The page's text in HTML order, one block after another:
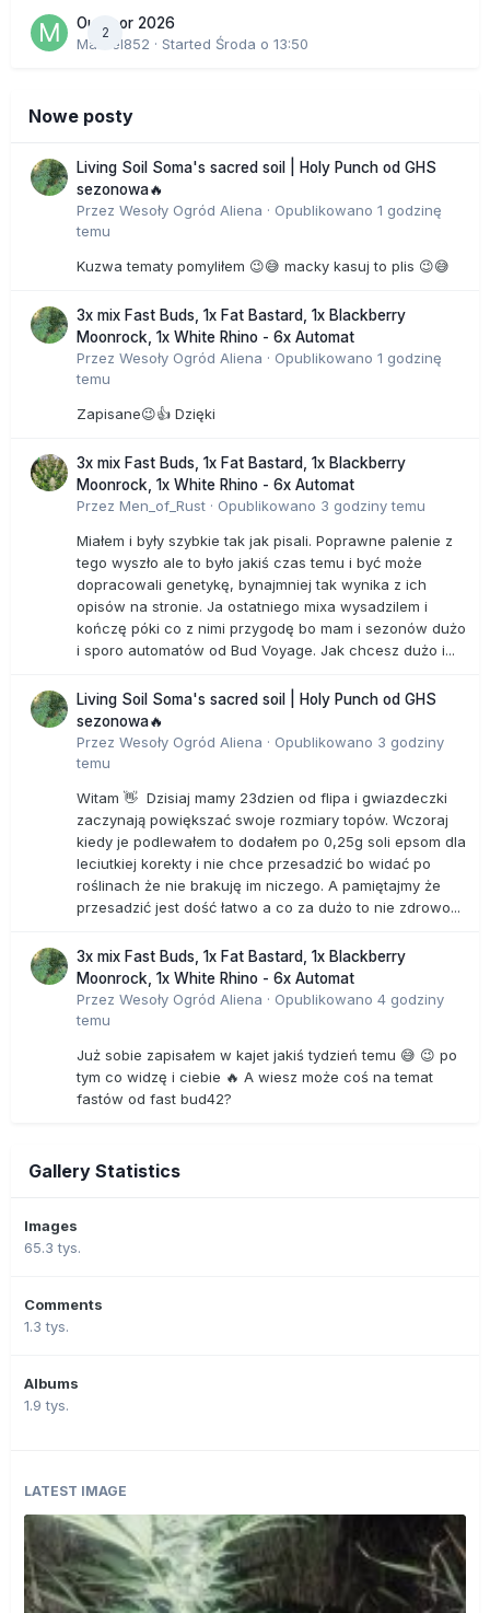
2
Outdoor 2026
Marcel852 · Started Środa o 13:50
Nowe posty
Living Soil Soma's sacred soil | Holy Punch od GHS
sezonowa🔥
Przez Wesoły Ogród Aliena · Opublikowano 1 godzinę
temu
Kuzwa tematy pomyliłem 😉😅 macky kasuj to plis 😉😅
3x mix Fast Buds, 1x Fat Bastard, 1x Blackberry
Moonrock, 1x White Rhino - 6x Automat
Przez Wesoły Ogród Aliena · Opublikowano 1 godzinę
temu
Zapisane😉👍 Dzięki
3x mix Fast Buds, 1x Fat Bastard, 1x Blackberry
Moonrock, 1x White Rhino - 6x Automat
Przez Men_of_Rust · Opublikowano 3 godziny temu
Miałem i były szybkie tak jak pisali. Poprawne palenie z
tego wyszło ale to było jakiś czas temu i być może
dopracowali genetykę, bynajmniej tak wynika z ich
opisów na stronie. Ja ostatniego mixa wysadzilem i
kończę póki co z nimi przygodę bo mam i sezonów dużo
i sporo automatów od Bud Voyage. Jak chcesz dużo i...
Living Soil Soma's sacred soil | Holy Punch od GHS
sezonowa🔥
Przez Wesoły Ogród Aliena · Opublikowano 3 godziny
temu
Witam 👋 Dzisiaj mamy 23dzien od flipa i gwiazdeczki
zaczynają powiększać swoje rozmiary topów. Wczoraj
kiedy je podlewałem to dodałem po 0,25g soli epsom dla
leciutkiej korekty i nie chce przesadzić bo widać po
roślinach że nie brakuję im niczego. A pamiętajmy że
przesadzić jest dość łatwo a co za dużo to nie zdrowo...
3x mix Fast Buds, 1x Fat Bastard, 1x Blackberry
Moonrock, 1x White Rhino - 6x Automat
Przez Wesoły Ogród Aliena · Opublikowano 4 godziny
temu
Już sobie zapisałem w kajet jakiś tydzień temu 😅 😉 po
tym co widzę i ciebie 🔥 A wiesz może coś na temat
fastów od fast bud42?
Gallery Statistics
Images
65.3 tys.
Comments
1.3 tys.
Albums
1.9 tys.
LATEST IMAGE